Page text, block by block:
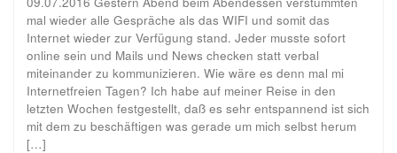
mal wieder alle Gespräche als das WIFI und somit das
Internet wieder zur Verfügung stand. Jeder musste sofort
online sein und Mails und News checken statt verbal
miteinander zu kommunizieren. Wie wäre es denn mal mi
Internetfreien Tagen? Ich habe auf meiner Reise in den
letzten Wochen festgestellt, daß es sehr entspannend ist sich
mit dem zu beschäftigen was gerade um mich selbst herum
[…]